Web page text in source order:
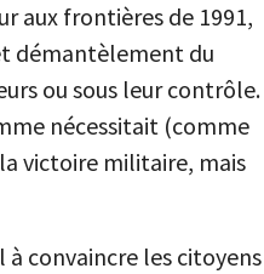
aux frontières de 1991,
démantèlement du
ou sous leur contrôle.
nécessitait (comme
victoire militaire, mais
à convaincre les citoyens